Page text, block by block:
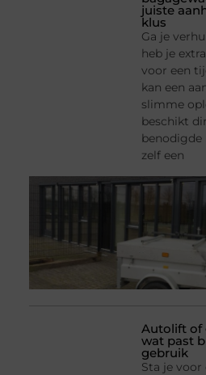
juiste
klus
Ga je
heb je
voor een
kan een
slimme
beschikt
benodigde
zelf een
Autolift of
wat past
gebruik
Sta je voor